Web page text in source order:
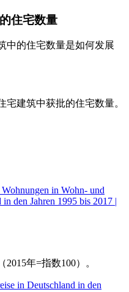
住宅数量
中的住宅数量是如何发展
宅建筑中获批的住宅数量。
年=指数100）。